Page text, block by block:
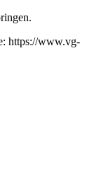
https://www.vg-